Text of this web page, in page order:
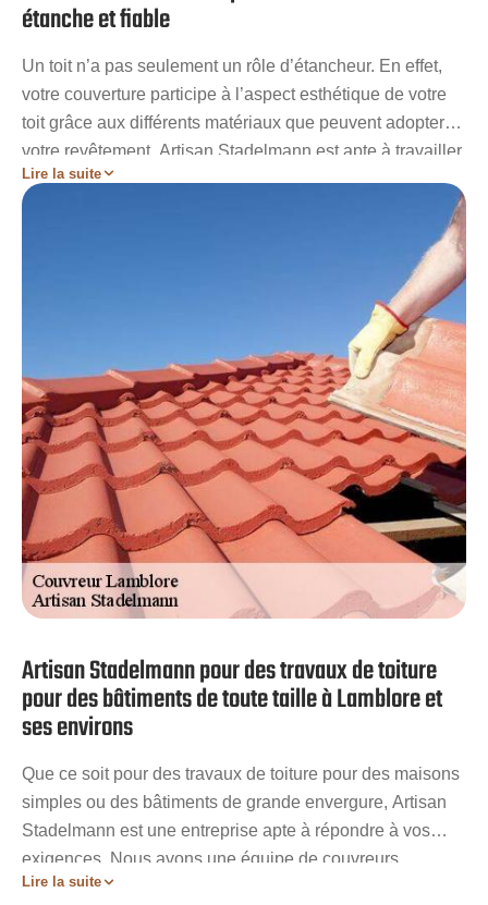
étanche et fiable
Un toit n’a pas seulement un rôle d’étancheur. En effet,
votre couverture participe à l’aspect esthétique de votre
toit grâce aux différents matériaux que peuvent adopter
votre revêtement. Artisan Stadelmann est apte à travailler
sur divers types de matériaux tels que les tuiles, le zinc,
la chaume, l’ardoise et autres. Sachez tout de même que
revêtement autorisés à Lamblore et ses environs,
renseignez-vous auprès des autorités compétentes.
Lire la suite
Artisan Stadelmann pour des travaux de toiture
pour des bâtiments de toute taille à Lamblore et
ses environs
Que ce soit pour des travaux de toiture pour des maisons
simples ou des bâtiments de grande envergure, Artisan
Stadelmann est une entreprise apte à répondre à vos
exigences. Nous avons une équipe de couvreurs
habitués à la hauteur et doté de toutes les qualifications
Lire la suite